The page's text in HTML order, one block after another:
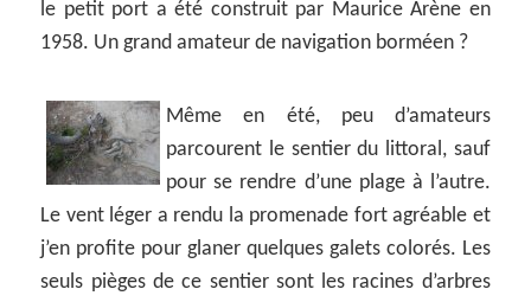
le petit port a été construit par Maurice Arène en
1958. Un grand amateur de navigation borméen ?
Même en été, peu d’amateurs
parcourent le sentier du littoral, sauf
pour se rendre d’une plage à l’autre.
Le vent léger a rendu la promenade fort agréable et
j’en profite pour glaner quelques galets colorés. Les
seuls pièges de ce sentier sont les racines d’arbres